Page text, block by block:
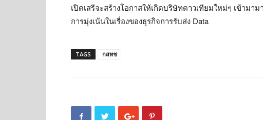
เปิดเสรีจะสร้างโอกาสให้เกิดบริษัทดาวเทียมใหม่ๆ เข้าม
การมุ่งเน้นในเรื่องของธุรกิจการรับส่ง Data
TAGS กสทช